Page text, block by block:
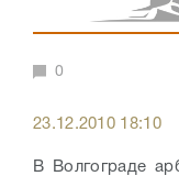
0
23.12.2010 18:10
В Волгограде